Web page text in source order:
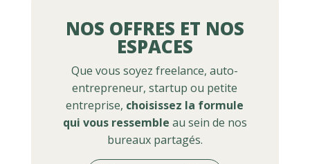
NOS OFFRES ET NOS
ESPACES
Que vous soyez freelance, auto-
entrepreneur, startup ou petite
entreprise, choisissez la formule
qui vous ressemble au sein de nos
bureaux partagés.